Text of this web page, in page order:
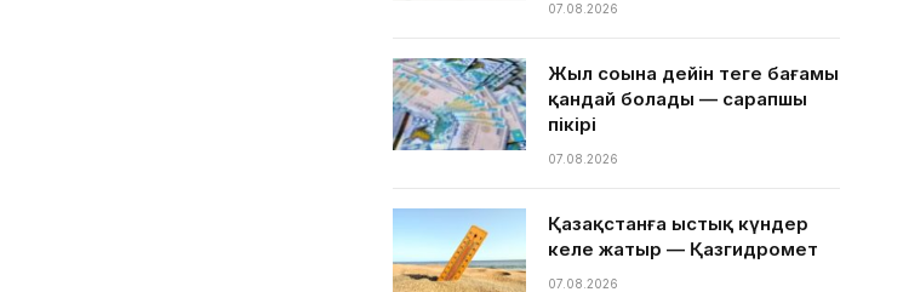
07.08.2026
Жыл соңына дейін теңге бағамы
қандай болады — сарапшы
пікірі
07.08.2026
Қазақстанға ыстық күндер
келе жатыр — Қазгидромет
07.08.2026